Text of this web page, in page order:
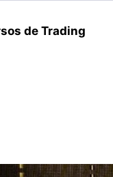
de Trading